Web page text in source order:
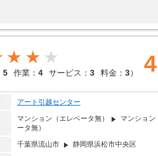
も楽だったため
明だがとりあえず満足
5 作業： 4 サービス： 3 料金： 3） 4
アート引越センター
マンション（エレベータ無）
マンション
ータ無）
千葉県流山市
静岡県浜松市中央区